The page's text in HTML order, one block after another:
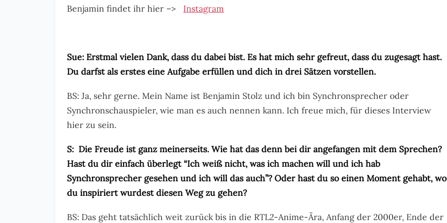
Benjamin findet ihr hier –> Instagram
Sue: Erstmal vielen Dank, dass du dabei bist. Es hat mich sehr gefreut, dass du zugesagt hast.
Du darfst als erstes eine Aufgabe erfüllen und dich in drei Sätzen vorstellen.
BS: Ja, sehr gerne. Mein Name ist Benjamin Stolz und ich bin Synchronsprecher oder
Synchronschauspieler, wie man es auch nennen kann. Ich freue mich, für dieses Interview
hier zu sein.
S: Die Freude ist ganz meinerseits. Wie hat das denn bei dir angefangen mit dem Sprechen?
Hast du dir einfach überlegt “Ich weiß nicht, was ich machen will und ich hab
Synchronsprecher gesehen und ich will das auch”? Oder hast du so einen Moment gehabt, wo
du inspiriert wurdest diesen Weg zu gehen?
BS: Das geht tatsächlich weit zurück bis in die RTL2-Anime-Ära, Anfang der 2000er, Ende der